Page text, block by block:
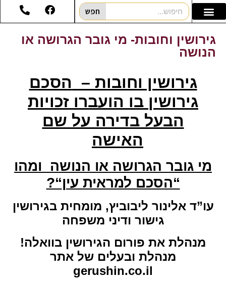
חפש
גירושין וחובות- מי גובר הגרושה או
הנושה
גירושין וחובות – הסכם
גירושין בו הועברו זכויות
הבעל בדירה על שם
האישה
מי גובר הגרושה או הנושה
ומהו
“הסכם למראית עין“?
עו”ד אלינור ליבוביץ, מומחית בגירושין
גישור ודיני משפחה
מנהלת את פורום הגירושין בוואלה!
מנהלת ובעלים של אתר
gerushin.co.il